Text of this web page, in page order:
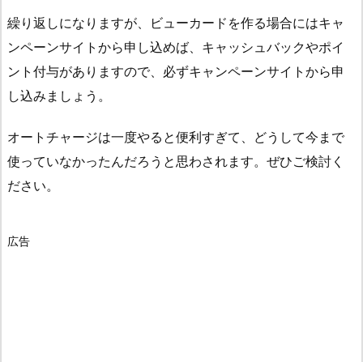
繰り返しになりますが、ビューカードを作る場合にはキャ
ンペーンサイトから申し込めば、キャッシュバックやポイ
ント付与がありますので、必ずキャンペーンサイトから申
し込みましょう。
オートチャージは一度やると便利すぎて、どうして今まで
使っていなかったんだろうと思わされます。ぜひご検討く
ださい。
広告